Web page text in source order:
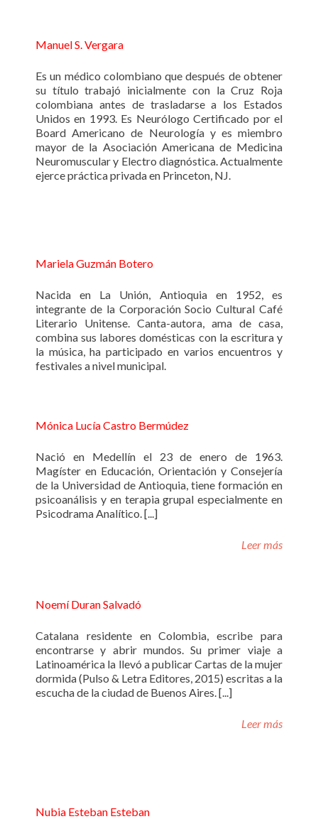
Manuel S. Vergara
Es un médico colombiano que después de obtener
su título trabajó inicialmente con la Cruz Roja
colombiana antes de trasladarse a los Estados
Unidos en 1993. Es Neurólogo Certificado por el
Board Americano de Neurología y es miembro
mayor de la Asociación Americana de Medicina
Neuromuscular y Electro diagnóstica. Actualmente
ejerce práctica privada en Princeton, NJ.
Mariela Guzmán Botero
Nacida en La Unión, Antioquia en 1952, es
integrante de la Corporación Socio Cultural Café
Literario Unitense. Canta-autora, ama de casa,
combina sus labores domésticas con la escritura y
la música, ha participado en varios encuentros y
festivales a nivel municipal.
Mónica Lucía Castro Bermúdez
Nació en Medellín el 23 de enero de 1963.
Magíster en Educación, Orientación y Consejería
de la Universidad de Antioquia, tiene formación en
psicoanálisis y en terapia grupal especialmente en
Psicodrama Analítico. [...]
Leer más
Noemí Duran Salvadó
Catalana residente en Colombia, escribe para
encontrarse y abrir mundos. Su primer viaje a
Latinoamérica la llevó a publicar Cartas de la mujer
dormida (Pulso & Letra Editores, 2015) escritas a la
escucha de la ciudad de Buenos Aires. [...]
Leer más
Nubia Esteban Esteban